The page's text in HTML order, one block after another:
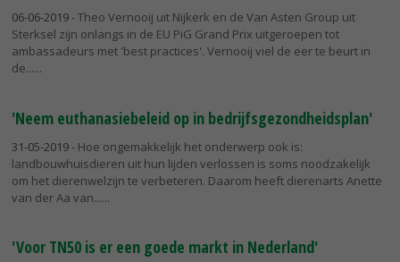
06-06-2019- Theo Vernooij uit Nijkerk en de Van Asten Group uit
Sterksel zijn onlangs in de EU PiG Grand Prix uitgeroepen tot
ambassadeurs met 'best practices'. Vernooij viel de eer te beurt in
de...
'Neem euthanasiebeleid op in bedrijfsgezondheidsplan'
31-05-2019- Hoe ongemakkelijk het onderwerp ook is:
landbouwhuisdieren uit hun lijden verlossen is soms noodzakelijk
om het dierenwelzijn te verbeteren. Daarom heeft dierenarts Anette
van der Aa van...
'Voor TN50 is er een goede markt in Nederland'